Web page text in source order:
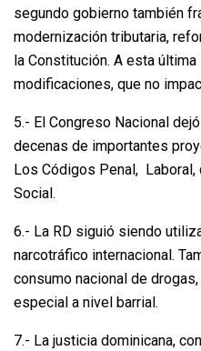
segundo gobierno también
modernización tributaria,
la Constitución. A esta
modificaciones, que no
5.- El Congreso Nacional
decenas de importantes
Los Códigos Penal, Laboral,
Social.
6.- La RD siguió siendo
narcotráfico internacional.
consumo nacional de
especial a nivel barrial.
7.- La justicia dominicana,